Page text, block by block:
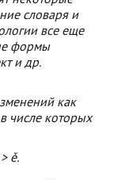
словаря и
все еще
формы
и др.
как
числе которых
ě.